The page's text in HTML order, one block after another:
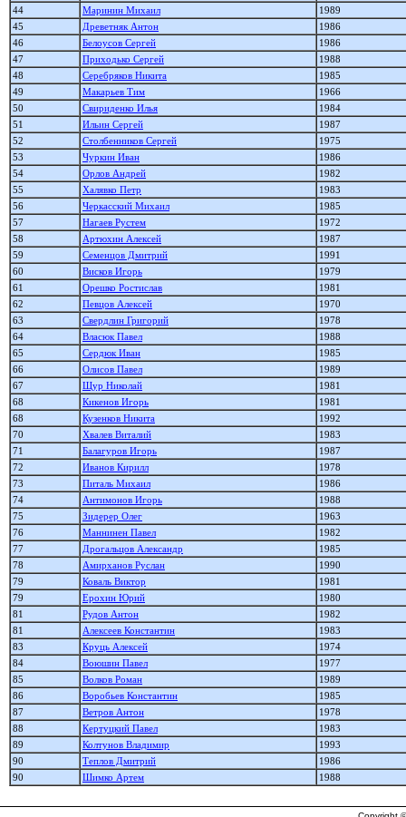
44
Маринин Михаил
1989
45
Древетняк Антон
1986
46
Белоусов Сергей
1986
47
Приходько Сергей
1988
48
Серебряков Никита
1985
49
Макарьев Тим
1966
50
Свириденко Илья
1984
51
Ильин Сергей
1987
52
Столбенников Сергей
1975
53
Чуркин Иван
1986
54
Орлов Андрей
1982
55
Халявко Петр
1983
56
Черкасский Михаил
1985
57
Нагаев Рустем
1972
58
Артюхин Алексей
1987
59
Семенцов Дмитрий
1991
60
Висков Игорь
1979
61
Орешко Ростислав
1981
62
Певцов Алексей
1970
63
Свердлин Григорий
1978
64
Власюк Павел
1988
65
Сердюк Иван
1985
66
Олисов Павел
1989
67
Щур Николай
1981
68
Кикенов Игорь
1981
68
Кузенков Никита
1992
70
Хвалев Виталий
1983
71
Балагуров Игорь
1987
72
Иванов Кирилл
1978
73
Питаль Михаил
1986
74
Антимонов Игорь
1988
75
Зидерер Олег
1963
76
Маннинен Павел
1982
77
Дрогальцов Александр
1985
78
Амирханов Руслан
1990
79
Коваль Виктор
1981
79
Ерохин Юрий
1980
81
Рудов Антон
1982
81
Алексеев Константин
1983
83
Круць Алексей
1974
84
Воюшин Павел
1977
85
Волков Роман
1989
86
Воробьев Константин
1985
87
Ветров Антон
1978
88
Кертуцкий Павел
1983
89
Колтунов Владимир
1993
90
Теплов Дмитрий
1986
90
Шимко Артем 1988